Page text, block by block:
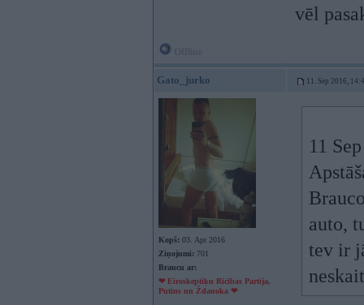
vēl
Gato_jurko 11. Sep 2016,
Kopš: 03. Apr 2016
Ziņojumi: 701
Braucu ar:
❤ Eiroskeptiķu Rīcības Partija,
Putins un Ždanoka ❤
11
auto,
tev ir